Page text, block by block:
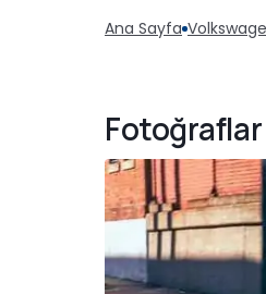
Ana Sayfa
Fotoğraflar